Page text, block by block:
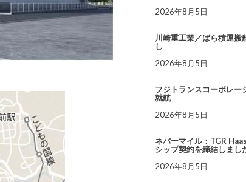
2026年8月5日
川崎重工業／ばら積運搬
し
2026年8月5日
フジトランスコーポレー
就航
2026年8月5日
ネバーマイル：TGR
シップ契約を締結しまし
2026年8月5日